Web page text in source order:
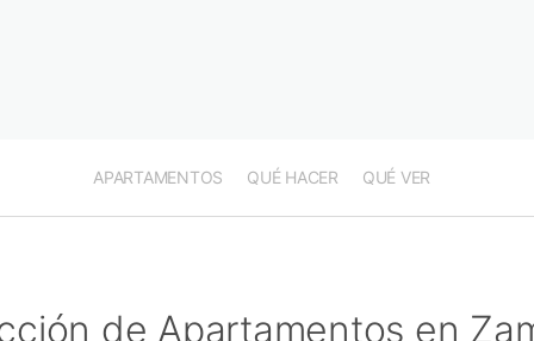
APARTAMENTOS QUÉ HACER QUÉ VER
de Apartamentos en